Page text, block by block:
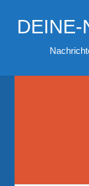
InhaltDEINE-